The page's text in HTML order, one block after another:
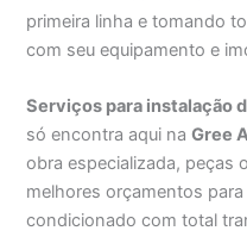
primeira linha e tomando
com seu equipamento e
Serviços para instalação
só encontra aqui naGree
obra especializada, peças
melhores orçamentos
condicionado com total